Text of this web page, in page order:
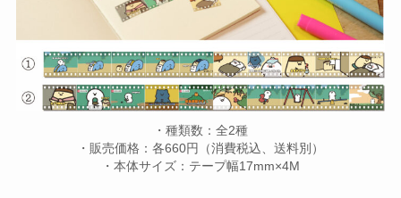
・種類数：全2種
・販売価格：各660円（消費税込、送料別）
・本体サイズ：テープ幅17mm×4M